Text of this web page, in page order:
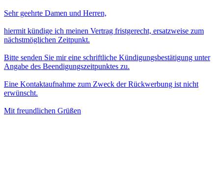
Sehr geehrte Damen und Herren,
hiermit kündige ich meinen Vertrag fristgerecht, ersatzweise zum
nächstmöglichen Zeitpunkt.
Bitte senden Sie mir eine schriftliche Kündigungsbestätigung unter
Angabe des Beendigungszeitpunktes zu.
Eine Kontaktaufnahme zum Zweck der Rückwerbung ist nicht
erwünscht.
Mit freundlichen Grüßen